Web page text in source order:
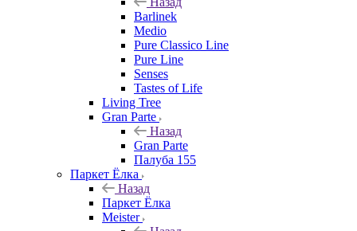
Barlinek
Medio
Pure Classico Line
Pure Line
Senses
Tastes of Life
Living Tree
Gran Parte
Назад
Gran Parte
Палуба 155
Паркет Ёлка
Назад
Паркет Ёлка
Meister